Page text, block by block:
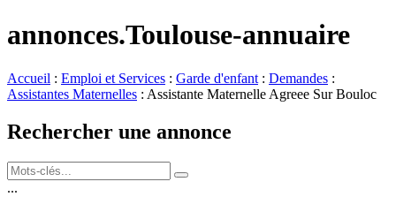
annonces.Toulouse-annuaire
Accueil : Emploi et Services : Garde d'enfant : Demandes :
Assistantes Maternelles : Assistante Maternelle Agreee Sur Bouloc
Rechercher une annonce
...